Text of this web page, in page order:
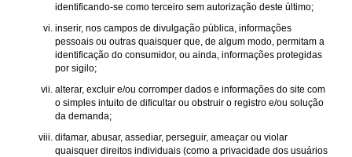
identificando-se como terceiro sem autorização deste último;
inserir, nos campos de divulgação pública, informações
pessoais ou outras quaisquer que, de algum modo, permitam a
identificação do consumidor, ou ainda, informações protegidas
por sigilo;
alterar, excluir e/ou corromper dados e informações do site com
o simples intuito de dificultar ou obstruir o registro e/ou solução
da demanda;
difamar, abusar, assediar, perseguir, ameaçar ou violar
quaisquer direitos individuais (como a privacidade dos usuários